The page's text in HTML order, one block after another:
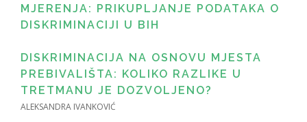
MJERENJA: PRIKUPLJANJE PODATAKA O
DISKRIMINACIJI U BIH
DISKRIMINACIJA NA OSNOVU MJESTA
PREBIVALIŠTA: KOLIKO RAZLIKE U
TRETMANU JE DOZVOLJENO?
ALEKSANDRA IVANKOVIĆ